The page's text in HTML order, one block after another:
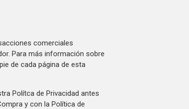
comerciales
Para más información sobre
de cada página de esta
Polítca de Privacidad antes
y con la Política de